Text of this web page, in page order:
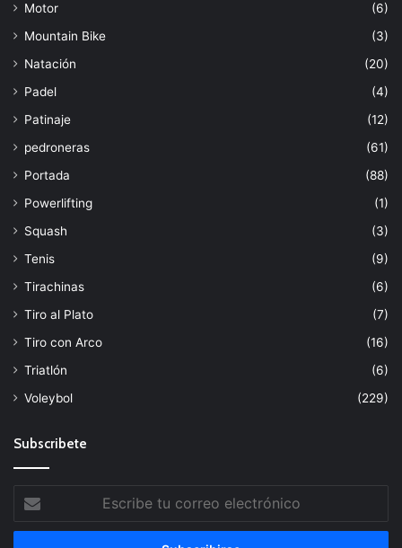
Motor
(6)
Mountain Bike
(3)
Natación
(20)
Padel
(4)
Patinaje
(12)
pedroneras
(61)
Portada
(88)
Powerlifting
(1)
Squash
(3)
Tenis
(9)
Tirachinas
(6)
Tiro al Plato
(7)
Tiro con Arco
(16)
Triatlón
(6)
Voleybol
(229)
Subscribete
tu
correo